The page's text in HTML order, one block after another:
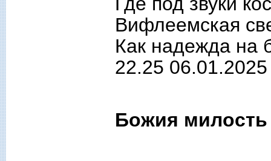
Вифлеемская
Как надежда на
22.25 06.01.2025
Божия милость